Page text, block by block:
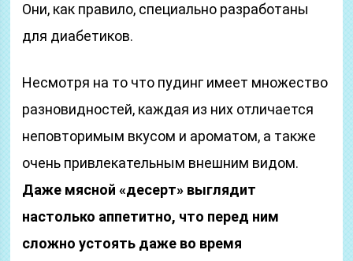
Они, как правило, специально разработаны
для диабетиков.
Несмотря на то что пудинг имеет множество
разновидностей, каждая из них отличается
неповторимым вкусом и ароматом, а также
очень привлекательным внешним видом.
Даже мясной «десерт» выглядит
настолько аппетитно, что перед ним
сложно устоять даже во время